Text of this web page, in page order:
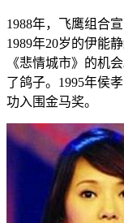
1988年，飞鹰组合
1989年20岁的伊能
《悲情城市》的机
了鸽子。1995年侯
功入围金马奖。